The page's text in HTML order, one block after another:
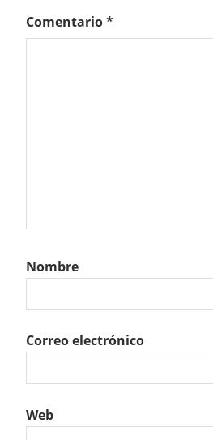
Comentario*
Nombre
Correo electrónico
Web